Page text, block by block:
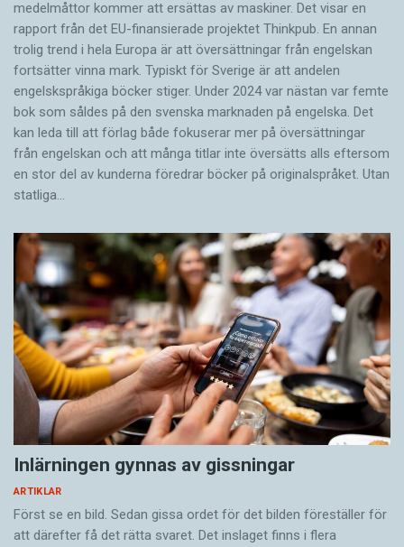
medelmåttor kommer att ersättas av maskiner. Det visar en
rapport från det EU-finansierade projektet Thinkpub. En annan
trolig trend i hela Europa är att översättningar från engelskan
fortsätter vinna mark. Typiskt för Sverige är att andelen
engelskspråkiga böcker stiger. Under 2024 var nästan var femte
bok som såldes på den svenska marknaden på engelska. Det
kan leda till att förlag både fokuserar mer på översättningar
från engelskan och att många titlar inte översätts alls eftersom
en stor del av kunderna föredrar böcker på originalspråket. Utan
statliga…
Inlärningen gynnas av gissningar
ARTIKLAR
Först se en bild. Sedan gissa ordet för det bilden föreställer för
att därefter få det rätta svaret. Det inslaget finns i flera